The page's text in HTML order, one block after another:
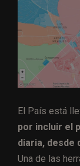
El País está
por incluir el
diaria, desde
Una de las